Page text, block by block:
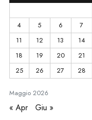
Maggio2026
4
5 6 7
11
12 13 14
18
19 20 21
25
26 27 28
« Apr Giu »